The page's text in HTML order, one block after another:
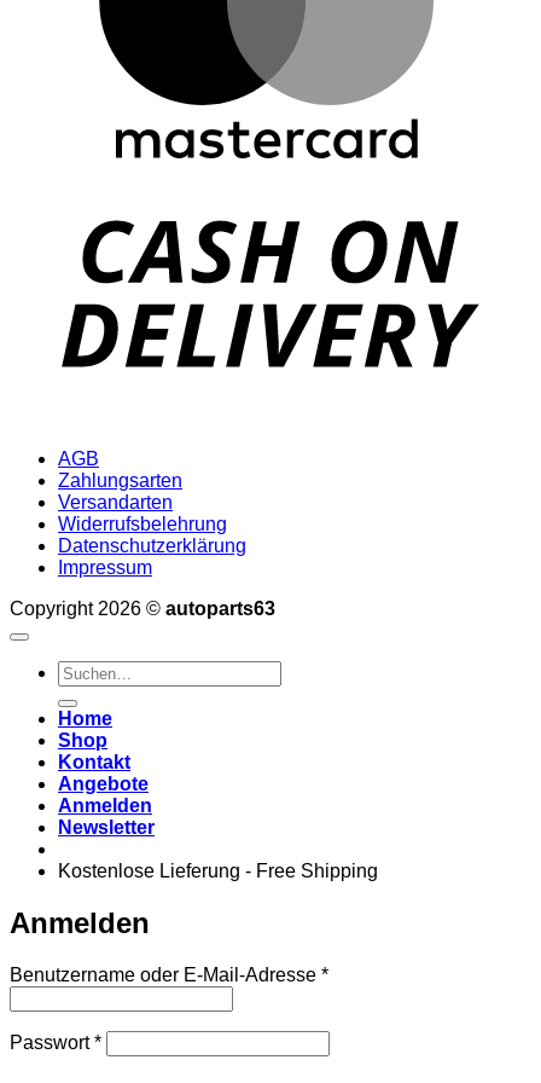
AGB
Zahlungsarten
Versandarten
Widerrufsbelehrung
Datenschutzerklärung
Impressum
Copyright 2026 © autoparts63
Suchen
nach:
Home
Shop
Kontakt
Angebote
Anmelden
Newsletter
Kostenlose Lieferung - Free Shipping
Anmelden
Benutzername oder E-Mail-Adresse *Erforderlich
Passwort*Erforderlich